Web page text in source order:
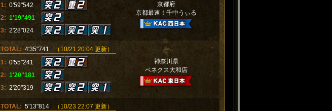
1: 0'59"542
2: 1'19"491
3: 2'28"024
京都府
京都最速！千中うぃる
TOTAL: 4'35"741
（10/21 20:04 更新）
1: 0'55"241
2: 1'20"181
3: 2'20"319
神奈川県
ベネクス大和店
TOTAL: 5'13"814
（10/23 22:07 更新）